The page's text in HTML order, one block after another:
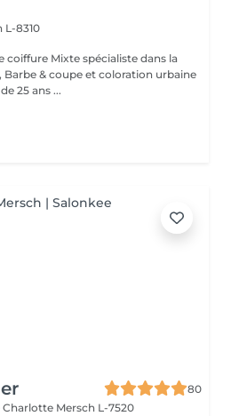
L-8310
coiffure Mixte spécialiste dans la
& coupe et coloration urbaine
de 25 ans ...
80
Charlotte Mersch L-7520